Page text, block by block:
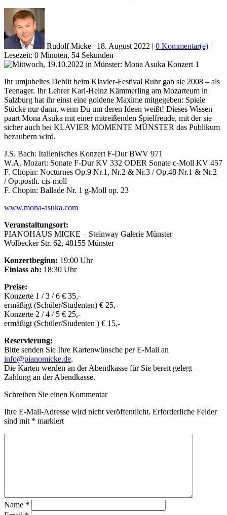
Rudolf Micke | 18. August 2022 | 0 Kommentar(e) |
Lesezeit: 0 Minuten, 54 Sekunden
Konzert 1
Ihr umjubeltes Debüt beim Klavier-Festival Ruhr gab sie 2008 – als
Teenager. Ihr Lehrer Karl-Heinz Kämmerling am Mozarteum in
Salzburg hat ihr einst eine goldene Maxime mitgegeben: Spiele
Stücke nur dann, wenn Du um deren Ideen weißt! Dieses Wissen
paart Mona Asuka mit einer mitreißenden Spielfreude, mit der sie
sicher auch bei KLAVIER MOMENTE MÜNSTER das Publikum
bezaubern wird.
J.S. Bach: Italienisches Konzert F-Dur BWV 971
W.A. Mozart: Sonate F-Dur KV 332 ODER Sonate c-Moll KV 457
F. Chopin: Nocturnes Op.9 Nr.1, Nr.2 & Nr.3 / Op.48 Nr.1 & Nr.2
/ Op.posth. cis-moll
F. Chopin: Ballade Nr. 1 g-Moll op. 23
www.mona-asuka.com
Veranstaltungsort:
PIANOHAUS MICKE – Steinway Galerie Münster
Wolbecker Str. 62, 48155 Münster
Konzertbeginn: 19:00 Uhr
Einlass ab: 18:30 Uhr
Preise:
Konzerte 1 / 3 / 6 € 35,-
ermäßigt (Schüler/Studenten) € 25,-
Konzerte 2 / 4 / 5 € 25,-
ermäßigt (Schüler/Studenten ) € 15,-
Reservierung:
Bitte senden Sie Ihre Kartenwünsche per E-Mail an
info@pianomicke.de.
Die Karten werden an der Abendkasse für Sie bereit gelegt –
Zahlung an der Abendkasse.
Schreiben Sie einen Kommentar
Ihre E-Mail-Adresse wird nicht veröffentlicht. Erforderliche Felder
sind mit * markiert
Name *